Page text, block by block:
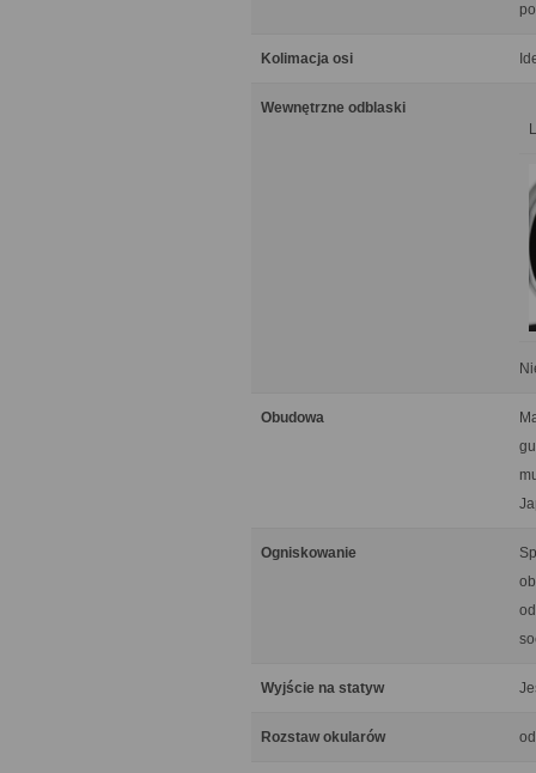
Kolimacja osi
Wewnętrzne odblaski
Obudowa
Ogniskowanie
Wyjście na statyw
Rozstaw okularów